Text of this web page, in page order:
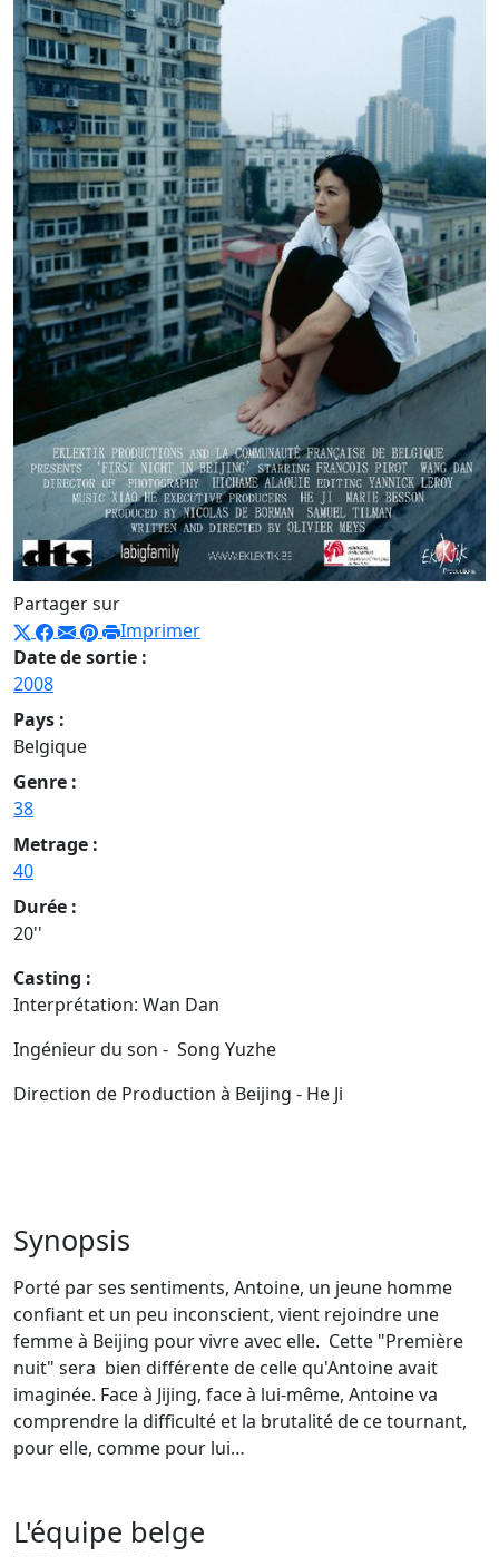
Partager sur
Imprimer
Date de sortie :
2008
Pays :
Belgique
Genre :
38
Metrage :
40
Durée :
20''
Casting :
Interprétation: Wan Dan
Ingénieur du son - Song Yuzhe
Direction de Production à Beijing - He Ji
Synopsis
Porté par ses sentiments, Antoine, un jeune homme
confiant et un peu inconscient, vient rejoindre une
femme à Beijing pour vivre avec elle. Cette "Première
nuit" sera bien différente de celle qu'Antoine avait
imaginée. Face à Jijing, face à lui-même, Antoine va
comprendre la difficulté et la brutalité de ce tournant,
pour elle, comme pour lui…
L'équipe belge